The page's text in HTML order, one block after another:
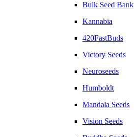
Bulk Seed Bank
Kannabia
420FastBuds
Victory Seeds
Neuroseeds
Humboldt
Mandala Seeds
Vision Seeds